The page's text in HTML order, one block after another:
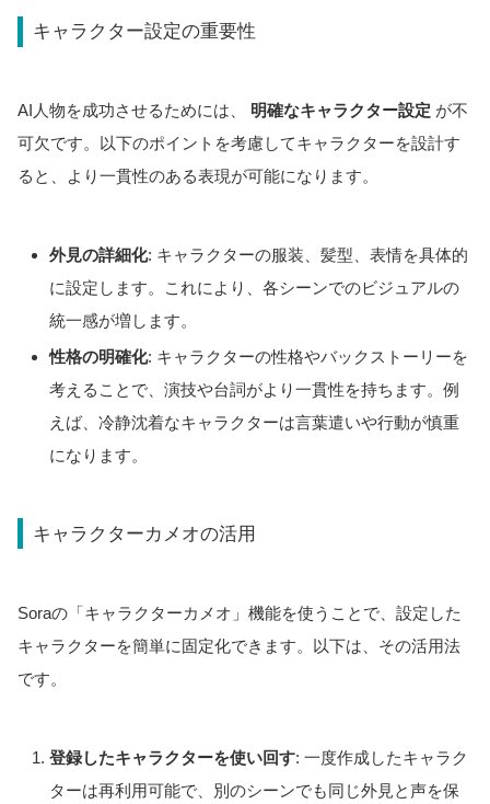
キャラクター設定の重要性
AI人物を成功させるためには、 明確なキャラクター設定 が不
可欠です。以下のポイントを考慮してキャラクターを設計す
ると、より一貫性のある表現が可能になります。
外見の詳細化: キャラクターの服装、髪型、表情を具体的
に設定します。これにより、各シーンでのビジュアルの
統一感が増します。
性格の明確化: キャラクターの性格やバックストーリーを
考えることで、演技や台詞がより一貫性を持ちます。例
えば、冷静沈着なキャラクターは言葉遣いや行動が慎重
になります。
キャラクターカメオの活用
Soraの「キャラクターカメオ」機能を使うことで、設定した
キャラクターを簡単に固定化できます。以下は、その活用法
です。
登録したキャラクターを使い回す: 一度作成したキャラク
ターは再利用可能で、別のシーンでも同じ外見と声を保